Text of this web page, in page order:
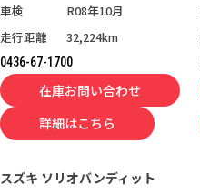
車検
R08年10月
走行距離
32,224km
0436-67-1700
在庫お問い合わせ
詳細はこちら
スズキ ソリオバンディット